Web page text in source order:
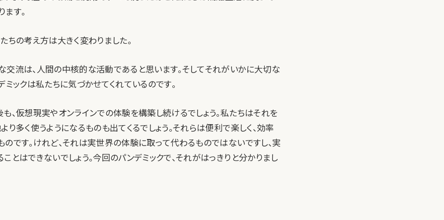
す。
ちの考え方は大きく変わりました。
交流は、人間の中核的な活動であると思います。そしてそれがいかに大切な
ミックは私たちに気づかせてくれているのです。
、仮想現実やオンラインでの体験を構築し続けるでしょう。私たちはそれを
り多く使うようになるものも出てくるでしょう。それらは便利で楽しく、効率
です。けれど、それは実世界の体験に取って代わるものではないですし、実
とはできないでしょう。今回のパンデミックで、それがはっきりと分かりまし